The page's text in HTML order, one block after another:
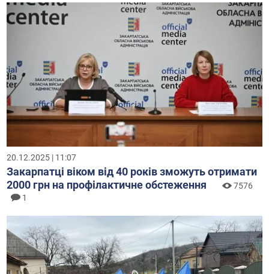
20.12.2025 | 11:07
Закарпатці віком від 40 років зможуть отримати
2000 грн на профілактичне обстеження
7576
1